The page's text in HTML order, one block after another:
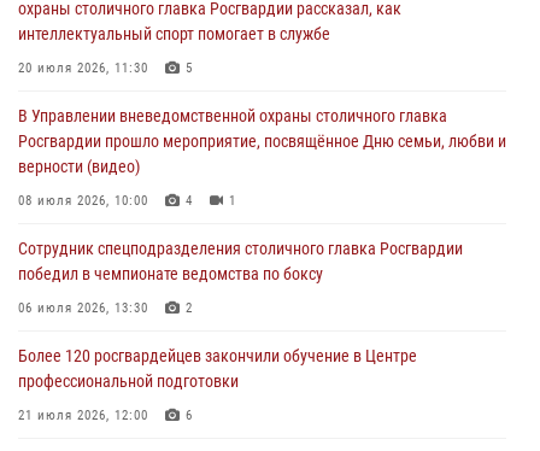
На востоке Москвы сотрудники Росгвардии задержали мужчину,
находящегося в федеральном розыске (видео)
Росгвардия обеспечила правопорядок во время празднования Дня
воздушно-десантных войск в Москве (видео)
03 августа 2026, 08:00
Московские росгвардейцы пришли на помощь семье, у которой
сломался автомобиль на проезжей части (Видео)
02 августа 2026, 11:54
охраны столичного главка Росгвардии рассказал, как
интеллектуальный спорт помогает в службе
20 июля 2026, 11:30 5
В Управлении вневедомственной охраны столичного главка
Росгвардии прошло мероприятие, посвящённое Дню семьи, любви и
верности (видео)
08 июля 2026, 10:00 4 1
Сотрудник спецподразделения столичного главка Росгвардии
победил в чемпионате ведомства по боксу
06 июля 2026, 13:30 2
Более 120 росгвардейцев закончили обучение в Центре
профессиональной подготовки
21 июля 2026, 12:00 6